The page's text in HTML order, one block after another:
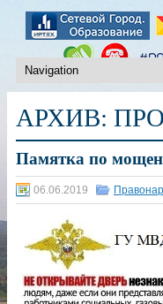
АРХИВ:
Памятка по
06.06.2019